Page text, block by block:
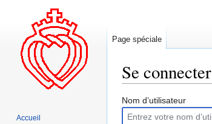
Se connecter
Aller
Aller
Nom d’utilisateur
Page spéciale
Accueil